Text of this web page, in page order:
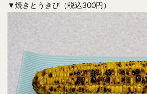
▼焼きとうきび（税込300円）